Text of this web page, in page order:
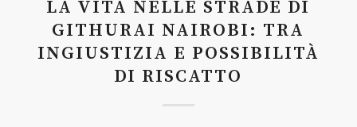
LA VITA NELLE STRADE DI
GITHURAI NAIROBI: TRA
INGIUSTIZIA E POSSIBILITÀ
DI RISCATTO